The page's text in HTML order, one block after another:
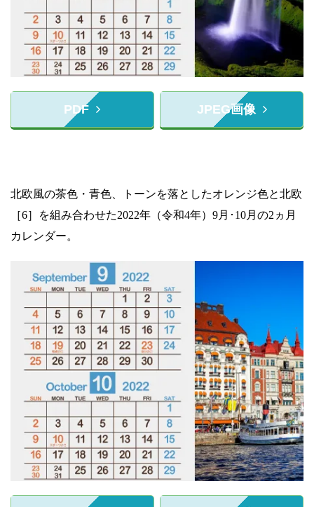
PDF JPEG画像
北欧風の茶色・青色、トーンを落としたオレンジ色と北欧
［6］を組み合わせた2022年（令和4年）9月･10月の2ヵ月
カレンダー。